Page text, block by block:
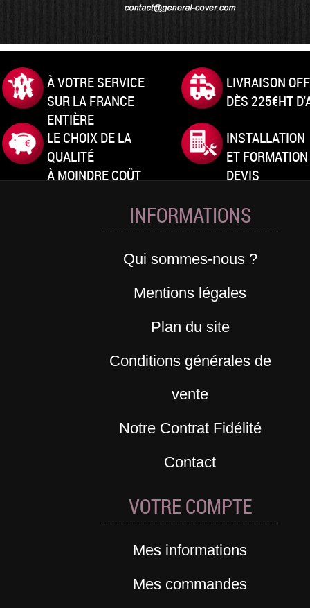
À VOTRE SERVICE
SUR LA FRANCE
ENTIÈRE
LIVRAISON
DÈS 225€HT
LE CHOIX DE LA
QUALITÉ
À MOINDRE COÛT
INSTALLATION
ET
DEVIS
INFORMATIONS
Qui sommes-nous ?
Mentions légales
Plan du site
Conditions générales de
vente
Notre Contrat Fidélité
Contact
VOTRE COMPTE
Mes informations
Mes commandes